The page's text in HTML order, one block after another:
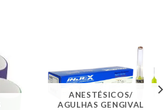
ANESTÉSICOS/
AGULHAS GENGIVAL